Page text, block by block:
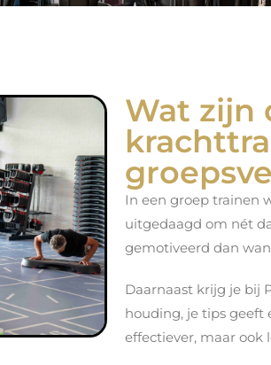
Wat zijn
In een groep trainen
uitgedaagd om nét
gemotiveerd dan
Daarnaast krijg je bij
houding, je tips geeft
effectiever, maar ook